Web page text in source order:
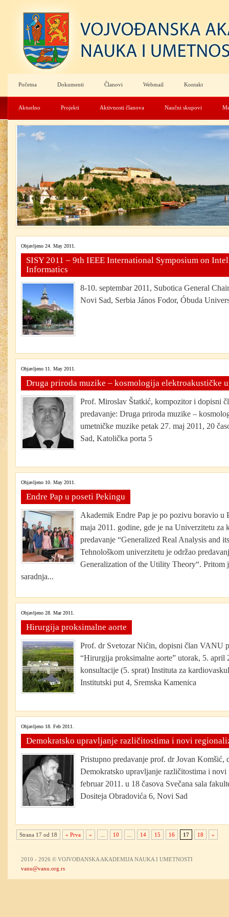
Početna Dokumenti Članovi Webmail Kontakt
Aktuelno Projekti Aktivnosti članova Naučni skupovi
Objavljeno 24. May 2011.
SISY 2011 – 9th IEEE International Symposium on
Informatics
8-10. septembar 2011, Subotica General
Novi Sad, Serbia János Fodor, Óbuda
Objavljeno 11. May 2011.
Druga priroda muzike – kosmologija elektroakustičke
Prof. Miroslav Štatkić, kompozitor i dopisni
predavanje: Druga priroda muzike –
umetničke muzike petak 27. maj 2011, 20
Sad, Katolička porta 5
Objavljeno 10. May 2011.
Endre Pap u poseti Pekingu
Akademik Endre Pap je po pozivu boravio u
maja 2011. godine, gde je na Univerzitetu za
predavanje “Generalized Real Analysis and
Tehnološkom univerzitetu je održao
Generalization of the Utility Theory“. Pritom
saradnja...
Objavljeno 28. Mar 2011.
Hirurgija proksimalne aorte
Prof. dr Svetozar Nićin, dopisni član VANU
“Hirurgija proksimalne aorte” utorak, 5. april
konsultacije (5. sprat) Instituta za
Institutski put 4, Sremska Kamenica
Objavljeno 18. Feb 2011.
Demokratsko upravljanje različitostima i novi
Pristupno predavanje prof. dr Jovan
Demokratsko upravljanje različitostima i
februar 2011. u 18 časova Svečana sala
Dositeja Obradovića 6, Novi Sad
Strana 17 od 18 « Prva « 10 14 15 16 17 18 »
2010 - 2026 © VOJVOĐANSKA AKADEMIJA NAUKA I UMETNOSTI
vanu@vanu.org.rs